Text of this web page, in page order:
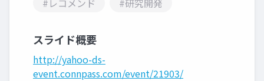
#レコメンド
#研究開発
スライド概要
http://yahoo-ds-
event.connpass.com/event/21903/